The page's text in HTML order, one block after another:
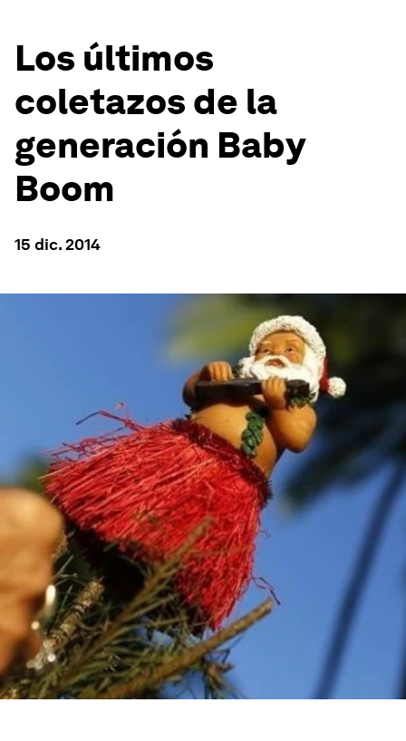
Los últimos
coletazos de la
generación Baby
Boom
15 dic. 2014